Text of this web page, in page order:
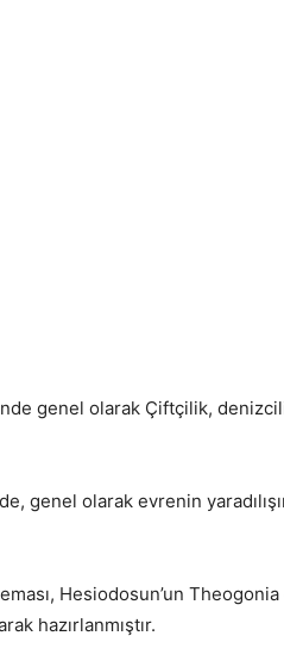
genel olarak Çiftçilik,
genel olarak evrenin
Hesiodosun’un
hazırlanmıştır.